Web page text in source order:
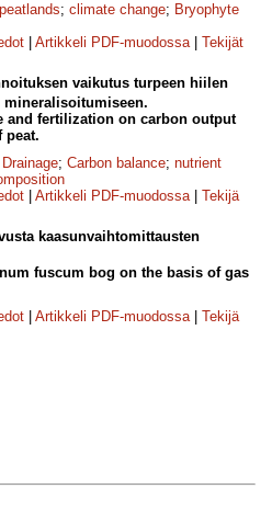
peatlands; climate change; Bryophyte
Artikkeli PDF-muodossa| Tekijät
vaikutus turpeen hiilen
mineralisoitumiseen.
and fertilization on carbon output
peat.
Drainage; Carbon balance; nutrient
Artikkeli PDF-muodossa| Tekijä
kaasunvaihtomittausten
fuscum bog on the basis of gas
Artikkeli PDF-muodossa| Tekijä